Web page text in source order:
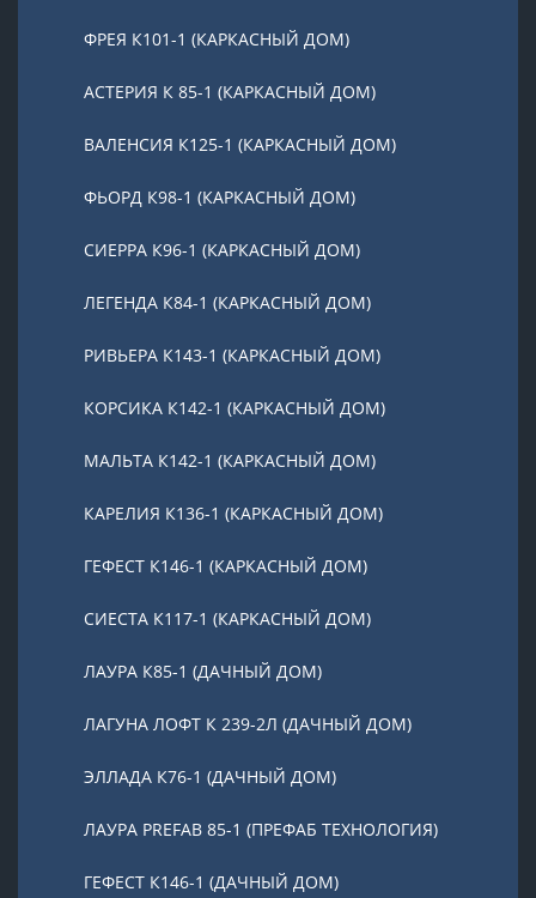
ФРЕЯ К101-1 (КАРКАСНЫЙ ДОМ)
АСТЕРИЯ К 85-1 (КАРКАСНЫЙ ДОМ)
ВАЛЕНСИЯ К125-1 (КАРКАСНЫЙ ДОМ)
ФЬОРД К98-1 (КАРКАСНЫЙ ДОМ)
СИЕРРА К96-1 (КАРКАСНЫЙ ДОМ)
ЛЕГЕНДА К84-1 (КАРКАСНЫЙ ДОМ)
РИВЬЕРА К143-1 (КАРКАСНЫЙ ДОМ)
КОРСИКА К142-1 (КАРКАСНЫЙ ДОМ)
МАЛЬТА К142-1 (КАРКАСНЫЙ ДОМ)
КАРЕЛИЯ К136-1 (КАРКАСНЫЙ ДОМ)
ГЕФЕСТ К146-1 (КАРКАСНЫЙ ДОМ)
СИЕСТА К117-1 (КАРКАСНЫЙ ДОМ)
ЛАУРА К85-1 (ДАЧНЫЙ ДОМ)
ЛАГУНА ЛОФТ К 239-2Л (ДАЧНЫЙ ДОМ)
ЭЛЛАДА К76-1 (ДАЧНЫЙ ДОМ)
ЛАУРА PREFAB 85-1 (ПРЕФАБ ТЕХНОЛОГИЯ)
ГЕФЕСТ К146-1 (ДАЧНЫЙ ДОМ)